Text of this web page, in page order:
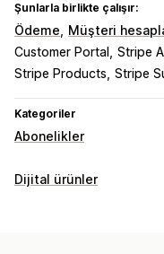
Şunlarla birlikte çalışır:
Ödeme Müşteri
Customer Portal
Stripe
Stripe Products Stripe
Kategoriler
Abonelikler
Abonelik türleri
Dijital ürünler